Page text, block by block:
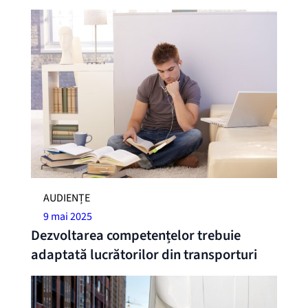
AUDIENȚE
9 mai 2025
Dezvoltarea competențelor trebuie
adaptată lucrătorilor din transporturi